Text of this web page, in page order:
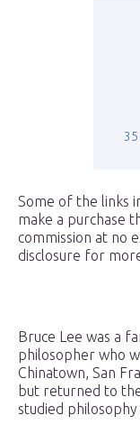
Some of the links
make a purchase
commission at no
disclosure for
Bruce Lee was a
philosopher who
Chinatown, San
but returned to
studied